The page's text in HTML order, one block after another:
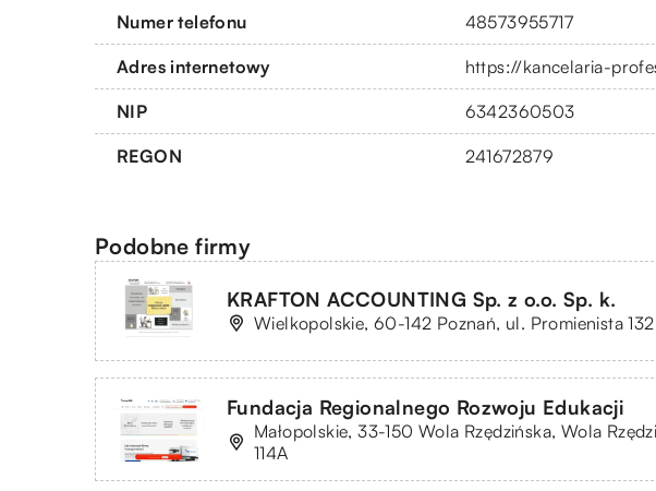
Numer telefonu 48573955717
Adres internetowy https://kancelaria-
NIP 6342360503
REGON 241672879
Podobne firmy
KRAFTON ACCOUNTING Sp. z o.o. Sp. k.
Wielkopolskie, 60-142 Poznań, ul. Promienista 132
Fundacja Regionalnego Rozwoju Edukacji
Małopolskie, 33-150 Wola Rzędzińska, Wola
114A